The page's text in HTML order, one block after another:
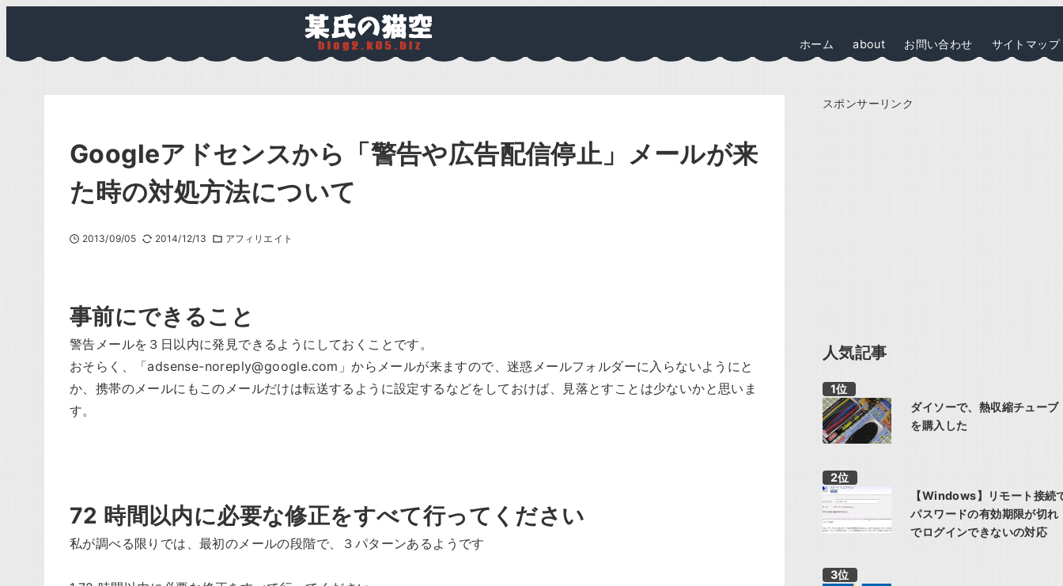
ホーム about お問い合わせ サイトマップ
Googleアドセンスから「警告や広告配信停止」メールが来
た時の対処方法について
2013/09/05 2014/12/13 アフィリエイト
事前にできること
警告メールを３日以内に発見できるようにしておくことです。
おそらく、「adsense-noreply@google.com」からメールが来ますので、迷惑メールフォルダーに入らないようにと
か、携帯のメールにもこのメールだけは転送するように設定するなどをしておけば、見落とすことは少ないかと思いま
す。
72 時間以内に必要な修正をすべて行ってください
私が調べる限りでは、最初のメールの段階で、３パターンあるようです
スポンサーリンク
人気記事
ダイソーで、熱収縮チューブ
を購入した
【Windows】リモート接続
パスワードの有効期限が切れ
でログインできないの対応